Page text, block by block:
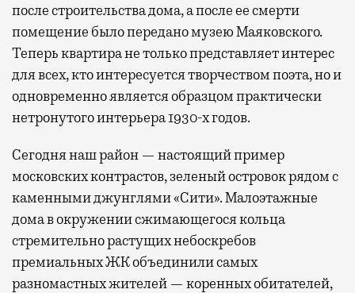
после строительства дома, а после ее смерти
помещение было передано музею Маяковского.
Теперь квартира не только представляет интерес
для всех, кто интересуется творчеством поэта, но и
одновременно является образцом практически
нетронутого интерьера 1930-х годов.
Сегодня наш район — настоящий пример
московских контрастов, зеленый островок рядом с
каменными джунглями «Сити». Малоэтажные
дома в окружении сжимающегося кольца
стремительно растущих небоскребов
премиальных ЖК объединили самых
разномастных жителей — коренных обитателей,